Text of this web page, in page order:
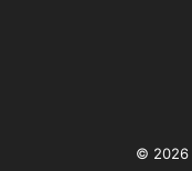
© 2026